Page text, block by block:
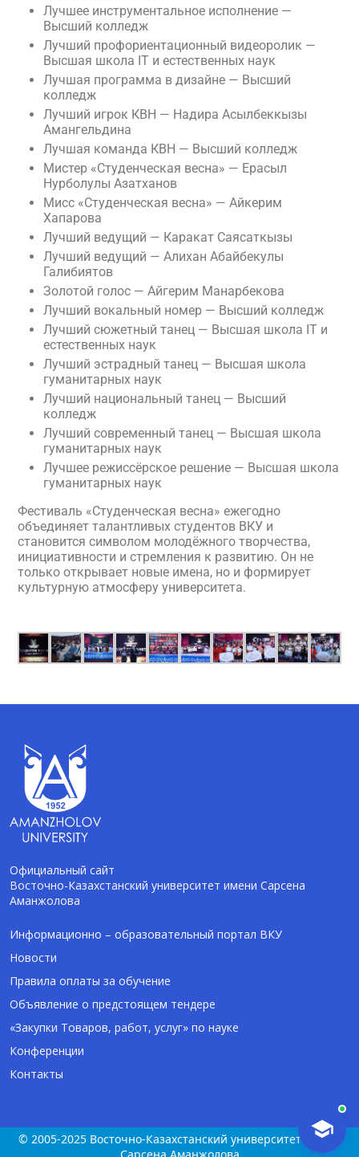
Лучшее инструментальное исполнение —
Высший колледж
Лучший профориентационный видеоролик —
Высшая школа IT и естественных наук
Лучшая программа в дизайне — Высший
колледж
Лучший игрок КВН — Надира Асылбеккызы
Амангельдина
Лучшая команда КВН — Высший колледж
Мистер «Студенческая весна» — Ерасыл
Нурболулы Азатханов
Мисс «Студенческая весна» — Айкерим
Хапарова
Лучший ведущий — Каракат Саясаткызы
Лучший ведущий — Алихан Абайбекулы
Галибиятов
Золотой голос — Айгерим Манарбекова
Лучший вокальный номер — Высший колледж
Лучший сюжетный танец — Высшая школа IT и
естественных наук
Лучший эстрадный танец — Высшая школа
гуманитарных наук
Лучший национальный танец — Высший
колледж
Лучший современный танец — Высшая школа
гуманитарных наук
Лучшее режиссёрское решение — Высшая школа
гуманитарных наук
Фестиваль «Студенческая весна» ежегодно
объединяет талантливых студентов ВКУ и
становится символом молодёжного творчества,
инициативности и стремления к развитию. Он не
только открывает новые имена, но и формирует
культурную атмосферу университета.
Официальный сайт
Восточно-Казахстанский университет имени Сарсена
Аманжолова
Информационно – образовательный портал ВКУ
Новости
Правила оплаты за обучение
Объявление о предстоящем тендере
«Закупки Товаров, работ, услуг» по науке
Конференции
Контакты
© 2005-2025 Восточно-Казахстанский университет имени
Помощник Amanzholov University
Здравствуйте! Я AI-Talapker — помощник
ВКУ им. Сарсена Аманжолова (ВКУ). Отвечу
на вопросы о поступлении в бакалавриат,